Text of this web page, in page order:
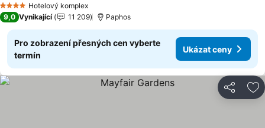
4 Počet hvězdiček
Hotelový komplex
9,0 Vynikající 11 209 Paphos
Pro zobrazení přesných cen vyberte
termín
Ukázat ceny
Sdílet